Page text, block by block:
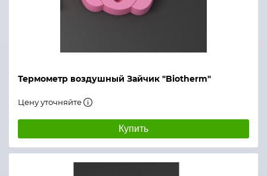
Термометр воздушный Зайчик "Biotherm"
Цену уточняйте
Купить